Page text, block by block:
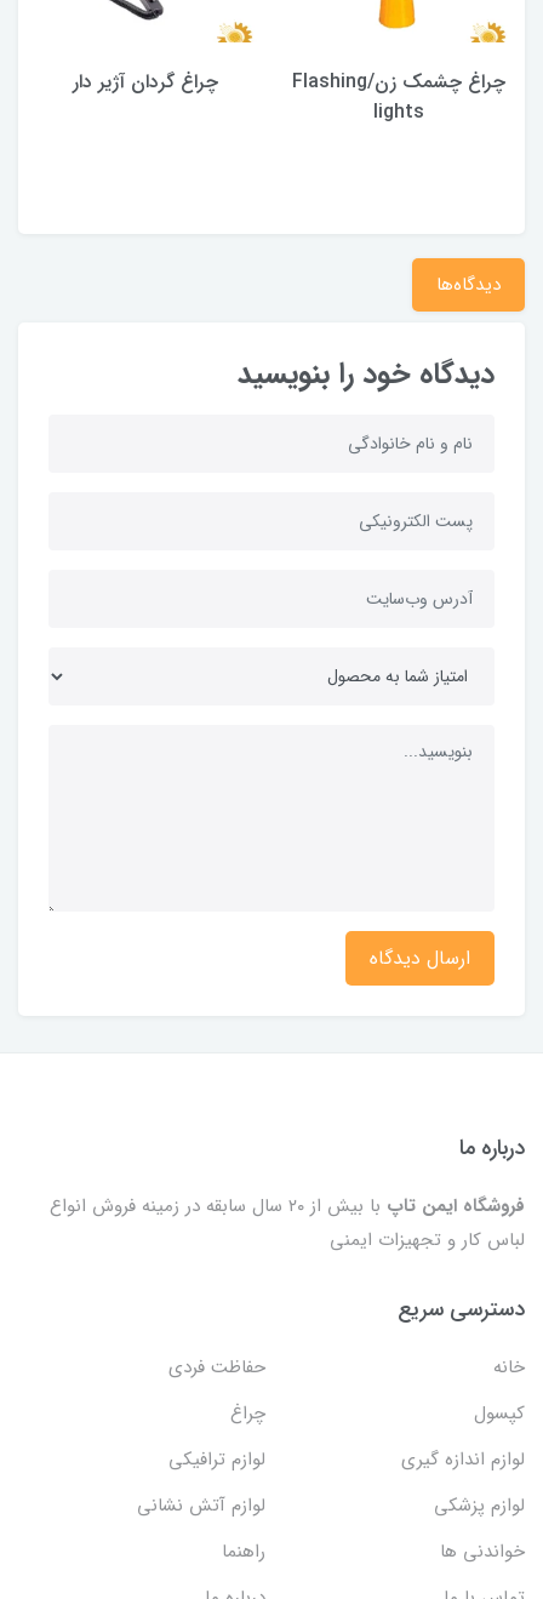
چراغ چشمک زن/Flashing
lights
چراغ گردان آژیر دار
دیدگاه‌ها
دیدگاه خود را بنویسید
ارسال دیدگاه
درباره ما
فروشگاه ایمن تاپ
با بیش از ۲۰ سال سابقه در زمینه فروش انواع
لباس کار و تجهیزات ایمنی
دسترسی سریع
خانه
حفاظت فردی
کپسول
چراغ
لوازم اندازه گیری
لوازم ترافیکی
لوازم پزشکی
لوازم آتش نشانی
خواندنی ها
راهنما